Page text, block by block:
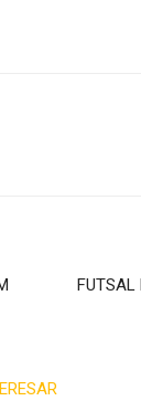
FUTSAL